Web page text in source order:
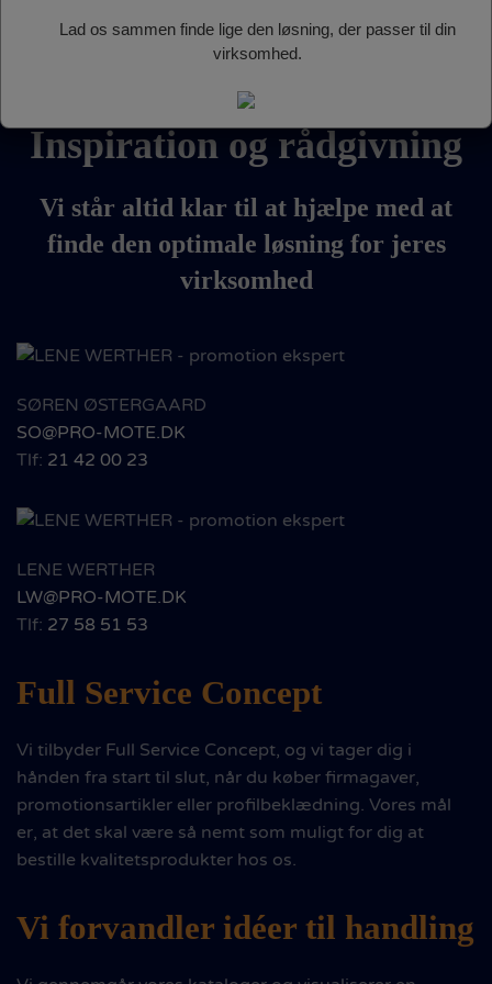
Inspiration og rådgivning
Vi står altid klar til at hjælpe med at
finde den optimale løsning for jeres
virksomhed
SØREN ØSTERGAARD
SO@PRO-MOTE.DK
Tlf: 21 42 00 23
LENE WERTHER
LW@PRO-MOTE.DK
Tlf: 27 58 51 53
Full Service Concept
Vi tilbyder Full Service Concept, og vi tager dig i
hånden fra start til slut, når du køber firmagaver,
promotionsartikler eller profilbeklædning. Vores mål
er, at det skal være så nemt som muligt for dig at
bestille kvalitetsprodukter hos os.
Vi forvandler idéer til handling
sportstøj
We care
Lad os sammen finde lige den løsning, der passer til din
virksomhed.